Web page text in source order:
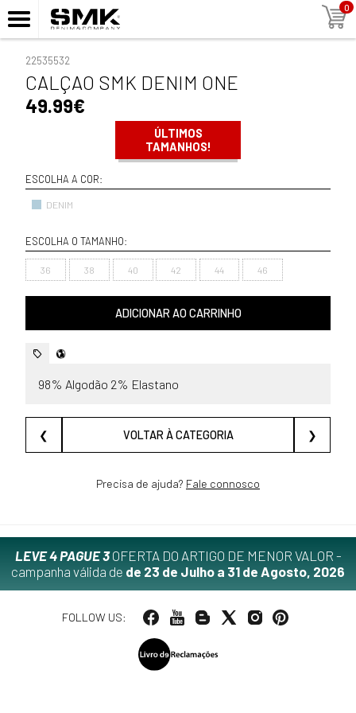
0
22535532
CALÇAO SMK DENIM ONE
49.99€
ÚLTIMOS
TAMANHOS!
ESCOLHA A COR:
DENIM
ESCOLHA O TAMANHO:
36 38 40 42 44 46
ADICIONAR AO CARRINHO
98% Algodão 2% Elastano
❮ VOLTAR À CATEGORIA ❯
Precisa de ajuda? Fale connosco
LEVE 4 PAGUE 3OFERTA DO ARTIGO DE MENOR VALOR -
campanha válida de de 23 de Julho a 31 de Agosto, 2026
FOLLOW US: